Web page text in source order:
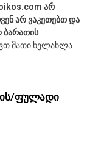
არ
არ ვაკეთებთ და
ბარათის
მათი ხელახლა
ფულადი